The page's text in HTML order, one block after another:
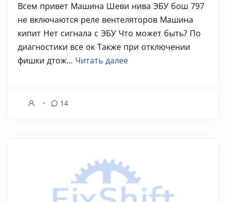
Всем привет Машина Шеви нива ЭБУ бош 797
не включаются реле вентеляторов Машина
кипит Нет сигнала с ЭБУ Что может быть? По
диагностики все ок Также при отключении
фишки дтож... Читать далее
14